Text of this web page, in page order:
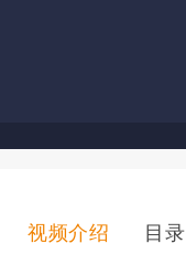
视频介绍 目录